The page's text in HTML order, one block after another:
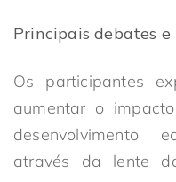
Principais debates e
Os participantes
aumentar o
desenvolvimento
através da lente